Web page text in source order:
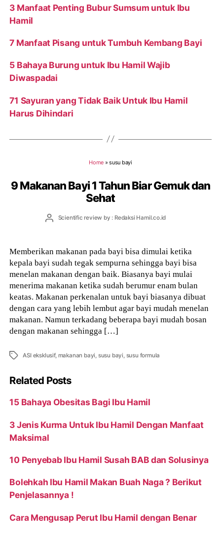
3 Manfaat Penting Bubur Sumsum untuk Ibu
Hamil
7 Manfaat Pisang untuk Tumbuh Kembang Bayi
5 Bahaya Burung untuk Ibu Hamil Wajib
Diwaspadai
71 Sayuran yang Tidak Baik Untuk Ibu Hamil
Harus Dihindari
Home »susu bayi
9 Makanan Bayi 1 Tahun Biar Gemuk dan
Sehat
PostScientific review by : Redaksi Hamil.co.id
Memberikan makanan pada bayi bisa dimulai ketika
kepala bayi sudah tegak sempurna sehingga bayi bisa
menelan makanan dengan baik. Biasanya bayi mulai
menerima makanan ketika sudah berumur enam bulan
keatas. Makanan perkenalan untuk bayi biasanya dibuat
dengan cara yang lebih lembut agar bayi mudah menelan
makanan. Namun terkadang beberapa bayi mudah bosan
dengan makanan sehingga […]
Tags ASI eksklusif, makanan bayi susu bayi susu formula
Related Posts
15 Bahaya Obesitas Bagi Ibu Hamil
3 Jenis Kurma Untuk Ibu Hamil Dengan Manfaat
Maksimal
10 Penyebab Ibu Hamil Susah BAB dan Solusinya
Bolehkah Ibu Hamil Makan Buah Naga ? Berikut
Penjelasannya !
Cara Mengusap Perut Ibu Hamil dengan Benar